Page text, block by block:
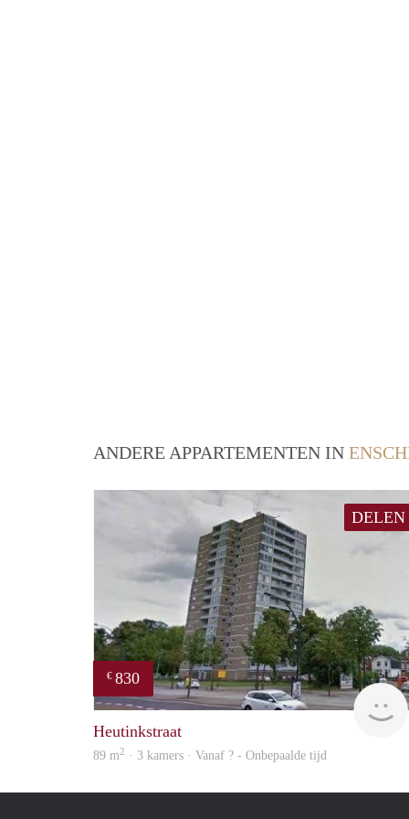
ANDERE APPARTEMENTEN IN
DELEN
€ 830
Heutinkstraat
89 m2 · 3 kamers · Vanaf ? - Onbepaalde tijd